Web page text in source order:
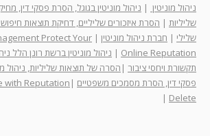
ניהול מוניטין | ניהול מוניטין בגוגל, הסרת פסקי דין,
שליליות | הסרת איזכורים שליליים, דחיקת תוצאות
שלילי | חברת ניהול מוניטין |
Protect Your
Online Reputation
| ניהול מוניטין ברשת רונן הלל
תקשורת ויחסי ציבור | הסרה של תוצאות שליליות, ניהול
פסקי דין, הסרת מסמכים משפטיים |
with Reputation
Delete
|